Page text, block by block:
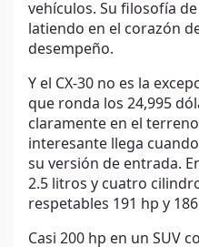
vehículos. Su filosofía
latiendo en el corazón
desempeño.
Y el CX-30 no es la
que ronda los 24,995
claramente en el
interesante llega
su versión de entrada.
2.5 litros y cuatro
respetables 191 hp y
Casi 200 hp en un SUV